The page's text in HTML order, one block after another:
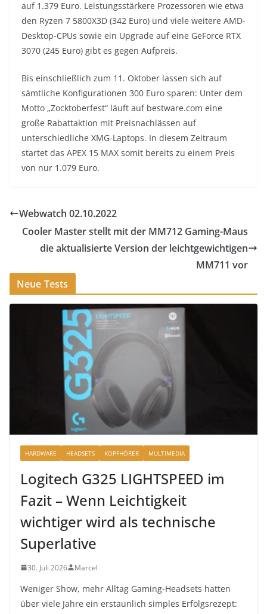
auf 1.379 Euro. Leistungsstärkere Prozessoren wie etwa
den Ryzen 7 5800X3D (342 Euro) und viele weitere AMD-
Desktop-CPUs sowie ein Upgrade auf eine GeForce RTX
3070 (245 Euro) gibt es gegen Aufpreis.
Bis einschließlich zum 11. Oktober lassen sich auf
sämtliche Konfigurationen 300 Euro sparen: Unter dem
Motto „Zocktoberfest“ läuft auf bestware.com eine
große Rabattaktion mit Preisnachlässen auf
unterschiedliche XMG-Laptops. In diesem Zeitraum
startet das APEX 15 MAX somit bereits zu einem Preis
von nur 1.079 Euro.
Webwatch 02.10.2022
Cooler Master stellt mit der MM712 Gaming-Maus
die aktualisierte Version der leichtgewichtigen
MM711 vor
Neue Tests
HARDWARE HEADSETS KOPFHÖRER MULTIMEDIA
Logitech G325 LIGHTSPEED im
Fazit – Wenn Leichtigkeit
wichtiger wird als technische
Superlative
30. Juli 2026 Marcel
Weniger Show, mehr Alltag Gaming-Headsets hatten
über viele Jahre ein erstaunlich simples Erfolgsrezept: